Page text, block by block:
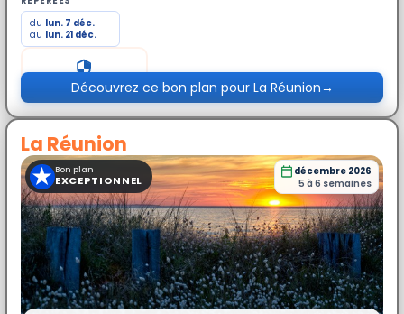
du lun. 7 déc.
au lun. 21 déc.
Prix exceptionnel
Découvrez ce bon plan pour La Réunion→
La Réunion
décembre 2026
5 à 6 semaines
★Bon plan
EXCEPTIONNEL